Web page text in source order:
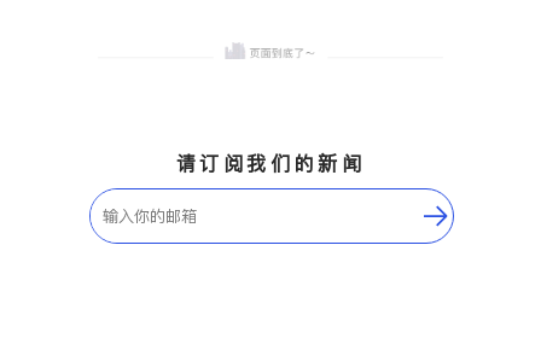
请订阅我们的新闻